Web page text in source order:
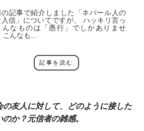
の記事で紹介しました「ネパール人の
入信」についてですが、 ハッキリ言っ
んなものは「愚行」でしかありませ
こんなも...
記事を読む
の友人に対して、どのように接した
のか？元信者の雑感。